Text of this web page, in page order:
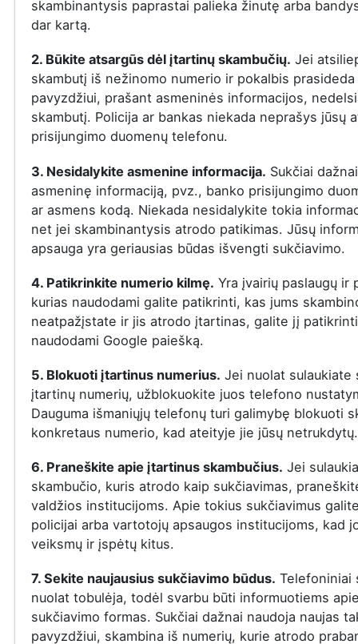
skambinantysis paprastai palieka žinutę arba
dar kartą.
2. Būkite atsargūs dėl įtartinų skambučių. Jei
skambutį iš nežinomo numerio ir pokalbis
pavyzdžiui, prašant asmeninės informacijos,
skambutį. Policija ar bankas niekada neprašys jūsų
prisijungimo duomenų telefonu.
3. Nesidalykite asmenine informacija. Sukčiai
asmeninę informaciją, pvz., banko prisijungimo
ar asmens kodą. Niekada nesidalykite tokia
net jei skambinantysis atrodo patikimas. Jūsų
apsauga yra geriausias būdas išvengti sukčiavimo.
4. Patikrinkite numerio kilmę. Yra įvairių paslaugų ir
kurias naudodami galite patikrinti, kas jums
neatpažįstate ir jis atrodo įtartinas, galite jį
naudodami Google paiešką.
5. Blokuoti įtartinus numerius. Jei nuolat sulaukiate
įtartinų numerių, užblokuokite juos telefono
Dauguma išmaniųjų telefonų turi galimybę blokuoti
konkretaus numerio, kad ateityje jie jūsų netrukdytų.
6. Praneškite apie įtartinus skambučius. Jei
skambučio, kuris atrodo kaip sukčiavimas,
valdžios institucijoms. Apie tokius sukčiavimus
policijai arba vartotojų apsaugos institucijoms, kad
veiksmų ir įspėtų kitus.
7. Sekite naujausius sukčiavimo būdus. Telefoniniai
nuolat tobulėja, todėl svarbu būti informuotiems
sukčiavimo formas. Sukčiai dažnai naudoja naujas
pavyzdžiui, skambina iš numerių, kurie atrodo